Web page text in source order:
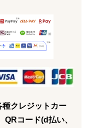
クレジットカー
QRコード(d払い、